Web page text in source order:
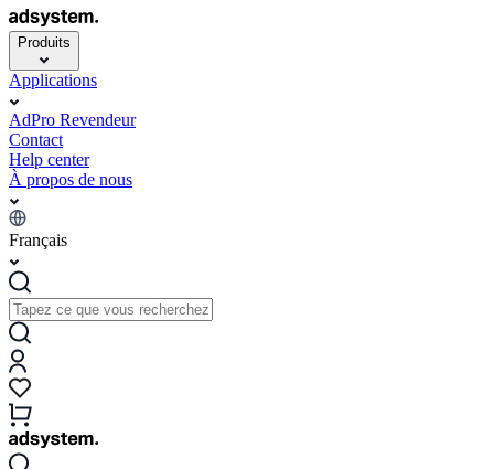
Produits
Applications
AdPro Revendeur
Contact
Help center
À propos de nous
Français